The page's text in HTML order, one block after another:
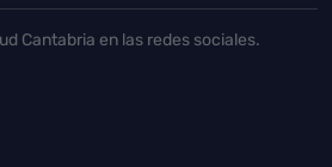
Cantabria en las redes sociales.